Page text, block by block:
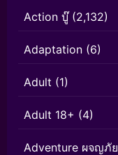
Action บู๊(2,132)
Adaptation (6)
Adult (1)
Adult 18+ (4)
Adventure ผจญภัย